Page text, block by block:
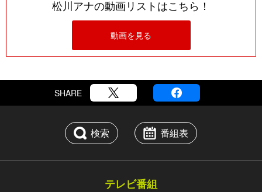
松川アナの動画リストはこちら！
動画を見る
SHARE
検索 番組表
テレビ番組